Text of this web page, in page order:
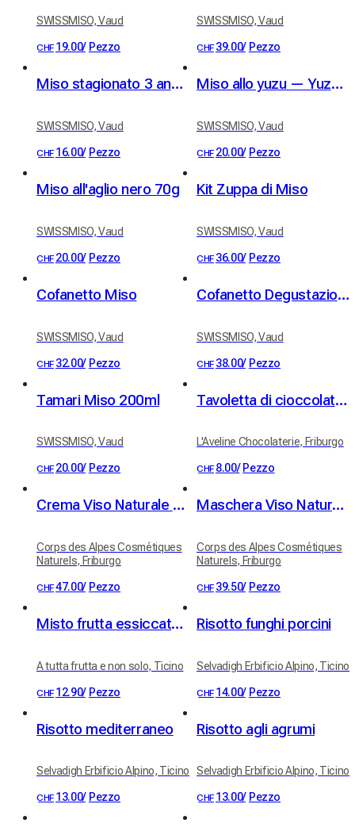
SWISSMISO, Vaud
CHF 19.00/ Pezzo
SWISSMISO, Vaud
CHF 39.00/ Pezzo
Miso stagionato 3 anni 200g
SWISSMISO, Vaud
CHF 16.00/ Pezzo
Miso allo yuzu — Yuzu Niels Rodin, 70g
SWISSMISO, Vaud
CHF 20.00/ Pezzo
Miso all'aglio nero 70g
SWISSMISO, Vaud
CHF 20.00/ Pezzo
Kit Zuppa di Miso
SWISSMISO, Vaud
CHF 36.00/ Pezzo
Cofanetto Miso
SWISSMISO, Vaud
CHF 32.00/ Pezzo
Cofanetto Degustazione di Miso – 3 Sapori
SWISSMISO, Vaud
CHF 38.00/ Pezzo
Tamari Miso 200ml
SWISSMISO, Vaud
CHF 20.00/ Pezzo
Tavoletta di cioccolato bianco e riso soffiato caramellato
L'Aveline Chocolaterie, Friburgo
CHF 8.00/ Pezzo
Crema Viso Naturale al Fiore di Immortelle
Corps des Alpes Cosmétiques
Naturels, Friburgo
CHF47.00/ Pezzo
Maschera Viso Naturale
Corps des Alpes Cosmétiques
Naturels, Friburgo
CHF 39.50/ Pezzo
Misto frutta essiccata. 100% frutta
A tutta frutta e non solo, Ticino
CHF 12.90/ Pezzo
Risotto funghi porcini
Selvadigh Erbificio Alpino, Ticino
CHF 14.00/ Pezzo
Risotto mediterraneo
Selvadigh Erbificio Alpino, Ticino
CHF 13.00/ Pezzo
Risotto agli agrumi
Selvadigh Erbificio Alpino, Ticino
CHF 13.00/ Pezzo